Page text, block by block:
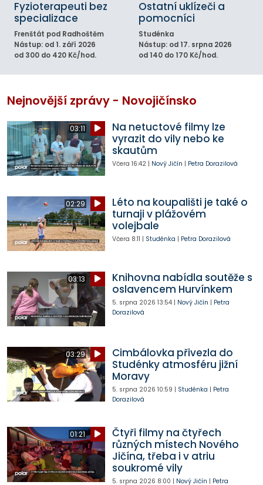
Fyzioterapeuti bez
specializace
Frenštát pod Radhoštěm
Nástup: od 1. září 2026
od 300 do 420 Kč/hod.
Ostatní uklízeči a
pomocníci
Studénka
Nástup: od 17. srpna 2026
od 140 do 170 Kč/hod.
Nejnovější zprávy - Novojičínsko
03:11
Na netuctové filmy lze
vyrazit do vily nebo ke
skautům
Včera 16:42| Nový Jičín | Petra Dorazilová
02:29
Léto na koupališti je také o
turnaji v plážovém
volejbale
Včera 8:11 | Studénka | Petra Dorazilová
03:13
Knihovna nabídla soutěže s
oslavencem Hurvínkem
5. srpna 2026 13:54| Nový Jičín | Petra
Dorazilová
03:29
Cimbálovka přivezla do
Studénky atmosféru jižní
Moravy
5. srpna 2026 10:59 | Studénka | Petra
Dorazilová
01:21
Čtyři filmy na čtyřech
různých místech Nového
Jičína, třeba i v atriu
soukromé vily
5. srpna 2026 8:00 | Nový Jičín | Petra